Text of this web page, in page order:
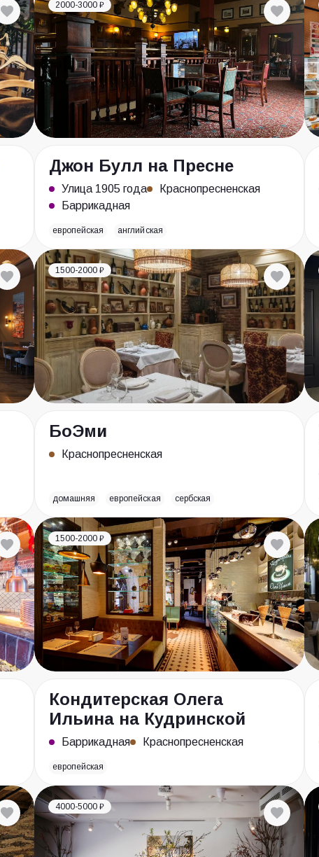
2000-3000 ₽
Джон Булл на Пресне
Улица 1905 года
Краснопресненская
Баррикадная
европейская английская
1500-2000 ₽
БоЭми
Краснопресненская
домашняя европейская сербская
1500-2000 ₽
Кондитерская Олега
Ильина на Кудринской
Баррикадная Краснопресненская
европейская
4000-5000 ₽